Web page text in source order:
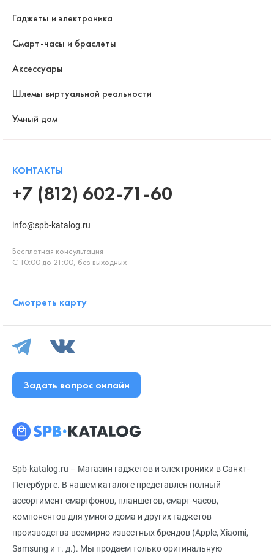
Spb-katalog.ru – Магазин гаджетов и электроники в Санкт-
Петербурге. В нашем каталоге представлен полный
ассортимент смартфонов, планшетов, смарт-часов,
компонентов для умного дома и других гаджетов
производства всемирно известных брендов (Apple, Xiaomi,
Samsung и т. д.). Мы продаем только оригинальную
Гаджеты и электроника
Смарт-часы и браслеты
Аксессуары
Шлемы виртуальной реальности
Умный дом
КОНТАКТЫ
+7 (812) 602-71-60
info@spb-katalog.ru
Бесплатная консультация
С 10:00 до 21:00, без выходных
Смотреть карту
Задать вопрос онлайн